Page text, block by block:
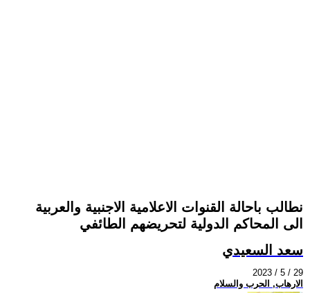
نطالب باحالة القنوات الاعلامية الاجنبية والعربية
الى المحاكم الدولية لتحريضهم الطائفي
سعد السعيدي
2023 / 5 / 29
الارهاب, الحرب والسلام